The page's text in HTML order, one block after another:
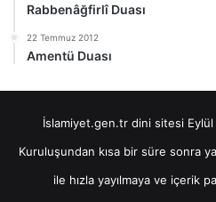
Rabbenâğfirlî Duası
22 Temmuz 2012
Amentü Duası
İslamiyet.gen.tr dini sitesi Eylül
Kuruluşundan kısa bir süre sonra
ile hızla yayılmaya ve içerik